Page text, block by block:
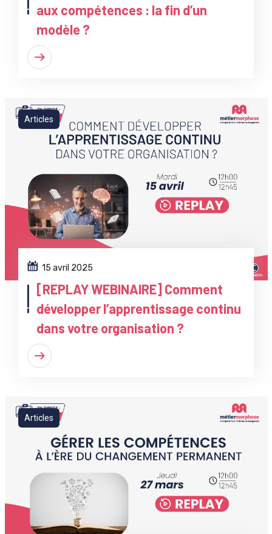
aux compétences : la fin d’un
modèle ?
Articles
15 avril 2025
[REPLAY WEBINAIRE] Comment
développer l’apprentissage continu
dans votre organisation ?
Articles